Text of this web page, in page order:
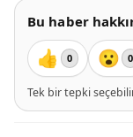
Bu haber
👍 0 😮 0
Tek bir tepki